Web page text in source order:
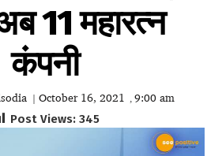
11 महारत्न
कंपनी
| October 16, 2021 , 9:00 am
Post Views: 345